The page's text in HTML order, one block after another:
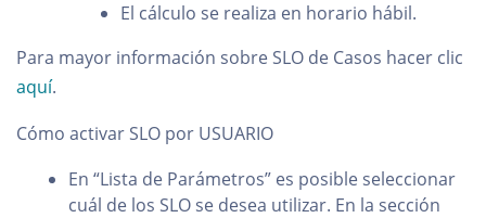
El cálculo se realiza en horario hábil.
Para mayor información sobre SLO de Casos hacer clic
aquí.
Cómo activar SLO por USUARIO
En “Lista de Parámetros” es posible seleccionar
cuál de los SLO se desea utilizar. En la sección